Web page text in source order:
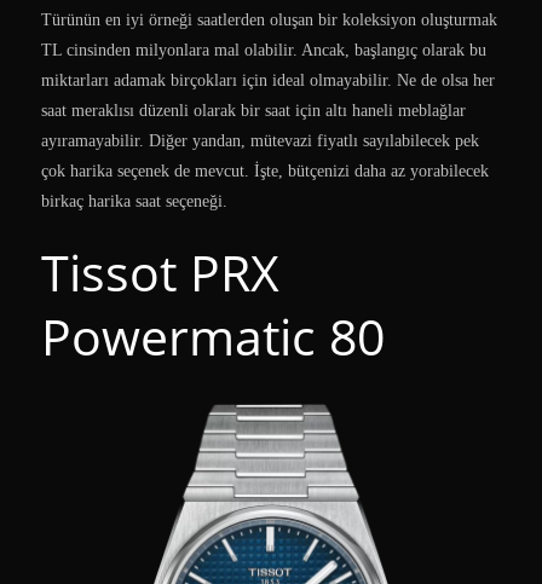
Türünün en iyi örneği saatlerden oluşan bir koleksiyon oluşturmak
TL cinsinden milyonlara mal olabilir. Ancak, başlangıç olarak bu
miktarları adamak birçokları için ideal olmayabilir. Ne de olsa her
saat meraklısı düzenli olarak bir saat için altı haneli meblağlar
ayıramayabilir. Diğer yandan, mütevazi fiyatlı sayılabilecek pek
çok harika seçenek de mevcut. İşte, bütçenizi daha az yorabilecek
birkaç harika saat seçeneği.
Tissot PRX
Powermatic 80